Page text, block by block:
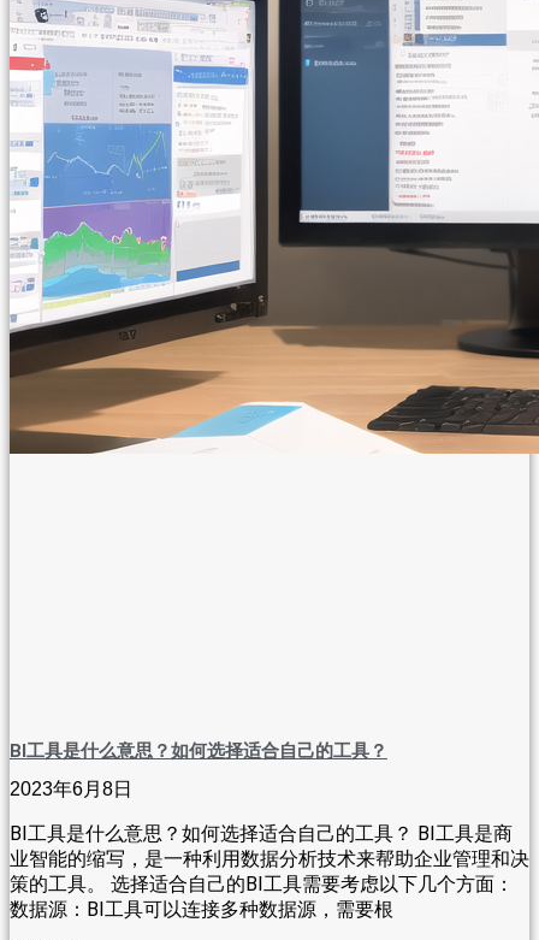
BI工具是什么意思？如何选择适合自己的工具？
2023年6月8日
BI工具是什么意思？如何选择适合自己的工具？ BI工具是商
业智能的缩写，是一种利用数据分析技术来帮助企业管理和决
策的工具。 选择适合自己的BI工具需要考虑以下几个方面：
数据源：BI工具可以连接多种数据源，需要根